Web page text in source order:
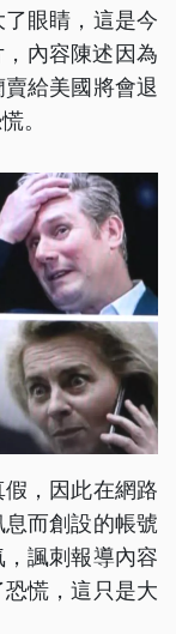
眼睛，這是今
內容陳述因為
給美國將會退
。
，因此在網路
而創設的帳號
，諷刺報導內容
慌，這只是大